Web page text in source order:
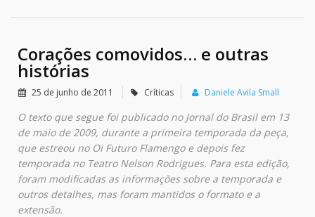
Corações comovidos… e outras
histórias
25 de junho de 2011 Críticas Daniele Avila Small
O texto que segue foi publicado no Jornal do Brasil em 13
de maio de 2009, durante a primeira temporada da peça,
que estreou no Oi Futuro Flamengo e depois fez
temporada no Teatro Nelson Rodrigues. Para esta edição,
foram modificadas as informações sobre a temporada e
outros detalhes, mas foram mantidos o formato e a
extensão.